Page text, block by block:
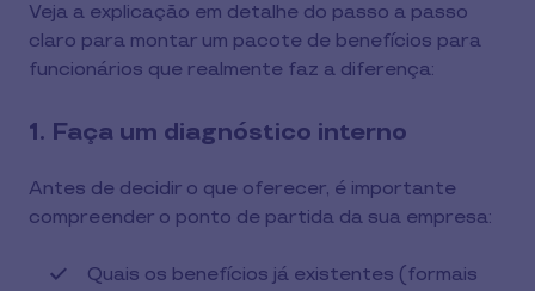
Veja a explicação em detalhe do passo a passo
claro para montar um pacote de benefícios para
funcionários que realmente faz a diferença:
1. Faça um diagnóstico interno
Antes de decidir o que oferecer, é importante
compreender o ponto de partida da sua empresa:
Quais os benefícios já existentes (formais